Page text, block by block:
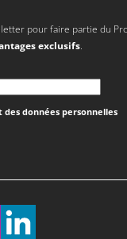
pour faire partie du
exclusifs.
données personnelles